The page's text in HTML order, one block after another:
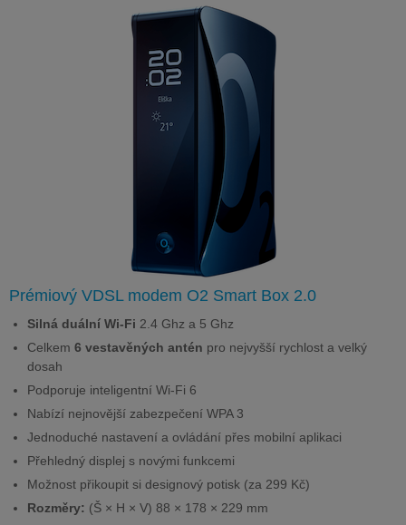
Prémiový VDSL modem O2 Smart Box 2.0
Silná duální Wi-Fi 2.4 Ghz a 5 Ghz
Celkem 6 vestavěných antén pro nejvyšší rychlost a velký
dosah
Podporuje inteligentní Wi-Fi 6
Nabízí nejnovější zabezpečení WPA 3
Jednoduché nastavení a ovládání přes mobilní aplikaci
Přehledný displej s novými funkcemi
Možnost přikoupit si designový potisk (za 299 Kč)
Rozměry: (Š × H × V) 88 × 178 × 229 mm